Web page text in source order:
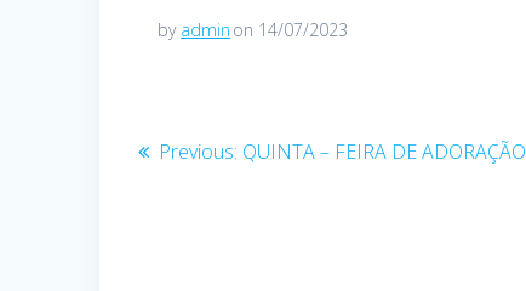
by admin on 14/07/2023
Previous: Previous
QUINTA – FEIRA DE ADORAÇÃO